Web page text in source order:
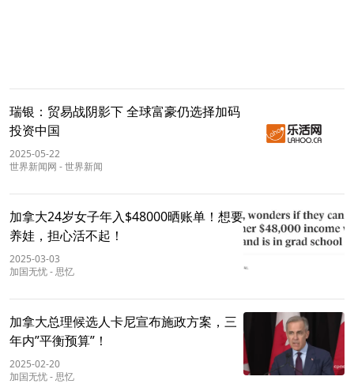
瑞银：贸易战阴影下 全球富豪仍选择加码
投资中国
2025-05-22
世界新闻网 -世界新闻
加拿大24岁女子年入$48000晒账单！想要
养娃，担心活不起！
2025-03-03
加国无忧-思忆
加拿大总理候选人卡尼宣布施政方案，三
年内”平衡预算”！
2025-02-20
加国无忧-思忆